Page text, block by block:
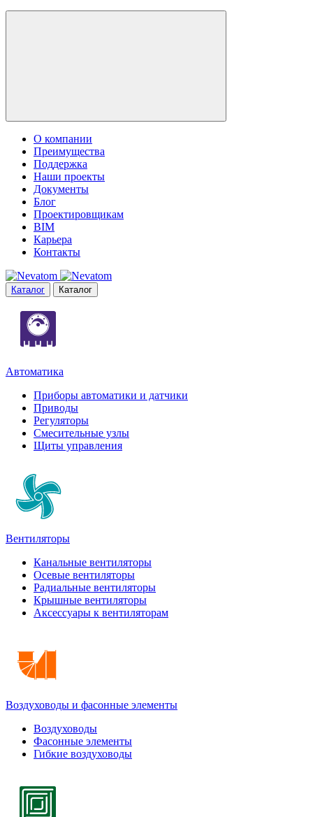
О компании
Преимущества
Поддержка
Наши проекты
Документы
Блог
Проектировщикам
BIM
Карьера
Контакты
Каталог Каталог
Автоматика
Приборы автоматики и датчики
Приводы
Регуляторы
Смесительные узлы
Щиты управления
Вентиляторы
Канальные вентиляторы
Осевые вентиляторы
Радиальные вентиляторы
Крышные вентиляторы
Аксессуары к вентиляторам
Воздуховоды и фасонные элементы
Воздуховоды
Фасонные элементы
Гибкие воздуховоды